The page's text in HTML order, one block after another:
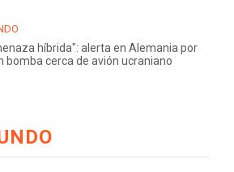
híbrida": alerta en Alemania por
bomba cerca de avión ucraniano